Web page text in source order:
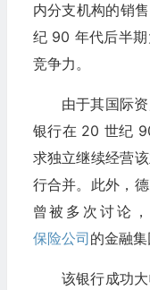
内分支机构的销
纪 90 年代后半
竞争力。
由于其国际
银行在 20 世纪
求独立继续经营
行合并。此外，
曾被多次讨论
保险公司的金融集
该银行成功